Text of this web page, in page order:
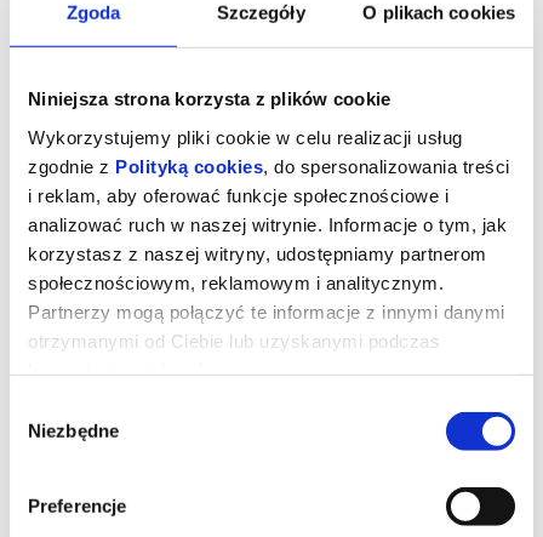
Zgoda Szczegóły O plikach cookies
Niniejsza strona korzysta z plików cookie
Wykorzystujemy pliki cookie w celu realizacji usług
zgodnie z Polityką cookies , do spersonalizowania treści
i reklam, aby oferować funkcje społecznościowe i
analizować ruch w naszej witrynie. Informacje o tym, jak
korzystasz z naszej witryny, udostępniamy partnerom
społecznościowym, reklamowym i analitycznym.
Partnerzy mogą połączyć te informacje z innymi danymi
otrzymanymi od Ciebie lub uzyskanymi podczas
zgody
Niezbędne
Preferencje
TOM I JERRY: PRZYGODA W
MUZEUM (DUBBING) (PREMIERA)
Jeden z najbardziej uwielbianych pojedynków w historii powraca
mającego się tam odbyć „ślubu stulecia”. Tym samym zmusza
zdesperowaną organizatorkę wesela do zatrudnienia Toma w
celu pozbycia się gryzonia. Istna bitwa między kotem a myszą, do